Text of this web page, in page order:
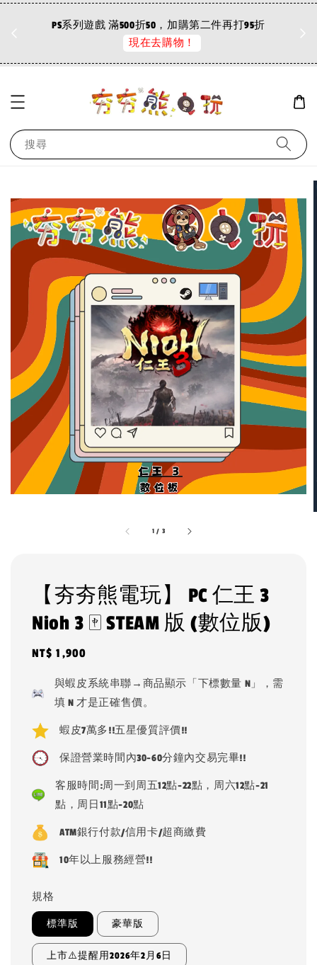
PS系列遊戲 滿500折50，加購第二件再打95折
現在去購物！
搜尋
1 / 3
【夯夯熊電玩】 PC 仁王 3
Nioh 3 🀄 STEAM 版 (數位版)
Regular
NT$ 1,900
與蝦皮系統串聯→商品顯示「下標數量 N」，需
填 N 才是正確售價。
蝦皮7萬多!!五星優質評價!!
保證營業時間內30-60分鐘內交易完畢!!
客服時間:周一到周五12點-22點，周六12點-21
點，周日11點-20點
ATM銀行付款/信用卡/超商繳費
10年以上服務經營!!
規格
標準版 豪華版
上市⚠️提醒用2026年2月6日